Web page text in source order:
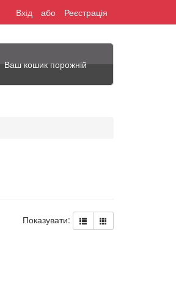
Вхід або Реєстрація
Ваш кошик порожній
Показувати: